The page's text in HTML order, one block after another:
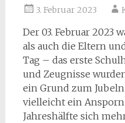
3. Februar 2023
Der 03. Februar 2023
als auch die Eltern
Tag – das erste
und Zeugnisse
ein Grund zum
vielleicht ein
Jahreshälfte sich